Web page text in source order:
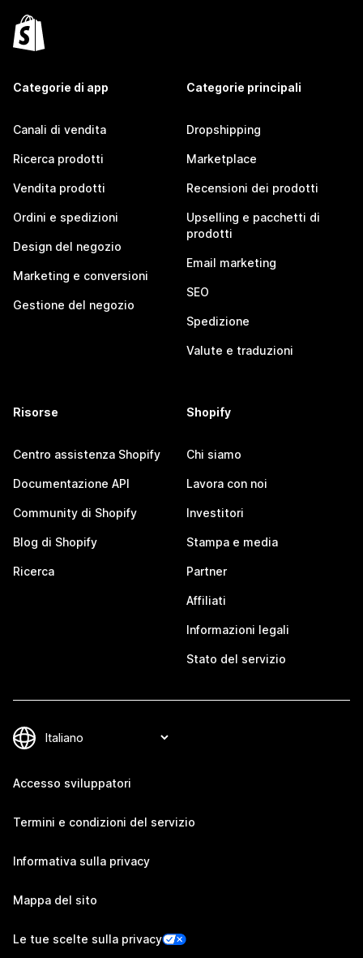
Categorie di app
Canali di vendita
Ricerca prodotti
Vendita prodotti
Ordini e spedizioni
Design del negozio
Marketing e conversioni
Gestione del negozio
Categorie principali
Dropshipping
Marketplace
Recensioni dei prodotti
Upselling e pacchetti di
prodotti
Email marketing
SEO
Spedizione
Valute e traduzioni
Risorse
Centro assistenza Shopify
Documentazione API
Community di Shopify
Blog di Shopify
Ricerca
Shopify
Chi siamo
Lavora con noi
Investitori
Stampa e media
Partner
Affiliati
Informazioni legali
Stato del servizio
Accesso sviluppatori
Termini e condizioni del servizio
Informativa sulla privacy
Mappa del sito
Le tue scelte sulla privacy